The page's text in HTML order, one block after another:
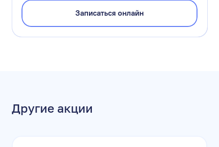
Записаться онлайн
Другие акции